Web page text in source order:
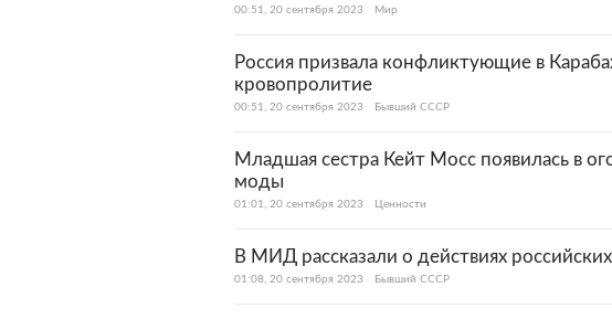
00:51, 20 сентября 2023 Мир
Россия призвала конфликтующие в
кровопролитие
00:51, 20 сентября 2023 Бывший СССР
Младшая сестра Кейт Мосс появилась в
моды
01:01, 20 сентября 2023 Ценности
В МИД рассказали о действиях
01:08, 20 сентября 2023 Бывший СССР